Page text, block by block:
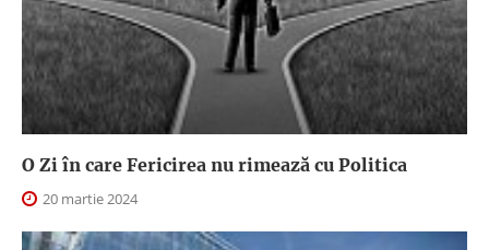
O Zi în care Fericirea nu rimează cu Politica
20 martie 2024